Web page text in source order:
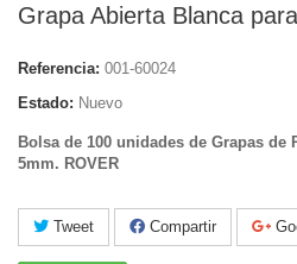
Grapa Abierta Blanca
Referencia: 001-60024
Estado: Nuevo
Bolsa de 100 unidades de Grapas de
5mm. ROVER
Tweet Compartir